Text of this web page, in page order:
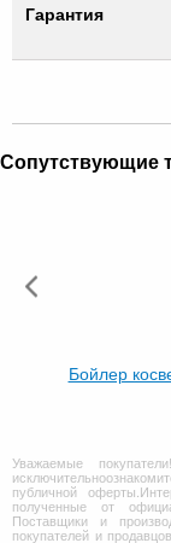
Гарантия
Сопутствующие
Бойлер
Уважаемые
публичной
полученные от
Поставщики и
покупателей и